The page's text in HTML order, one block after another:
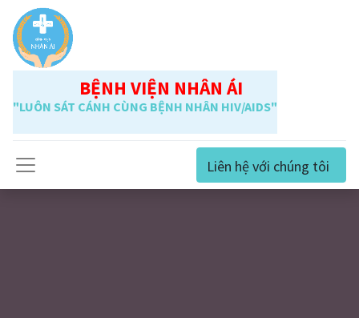
BỆNH VIỆN NHÂN ÁI
"LUÔN SÁT CÁNH CÙNG BỆNH NHÂN HIV/AIDS"
Liên hệ với chúng tôi